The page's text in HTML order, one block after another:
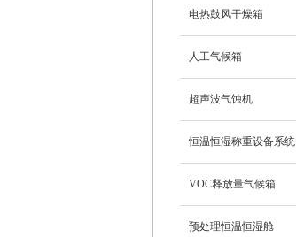
电热鼓风干燥箱
人工气候箱
超声波气蚀机
恒温恒湿称重设备系统
VOC释放量气候箱
预处理恒温恒湿舱